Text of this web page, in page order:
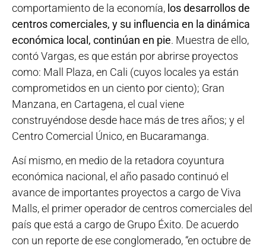
comportamiento de la economía, los desarrollos de
centros comerciales, y su influencia en la dinámica
económica local, continúan en pie. Muestra de ello,
contó Vargas, es que están por abrirse proyectos
como: Mall Plaza, en Cali (cuyos locales ya están
comprometidos en un ciento por ciento); Gran
Manzana, en Cartagena, el cual viene
construyéndose desde hace más de tres años; y el
Centro Comercial Único, en Bucaramanga.
Así mismo, en medio de la retadora coyuntura
económica nacional, el año pasado continuó el
avance de importantes proyectos a cargo de Viva
Malls, el primer operador de centros comerciales del
país que está a cargo de Grupo Éxito. De acuerdo
con un reporte de ese conglomerado, “en octubre de